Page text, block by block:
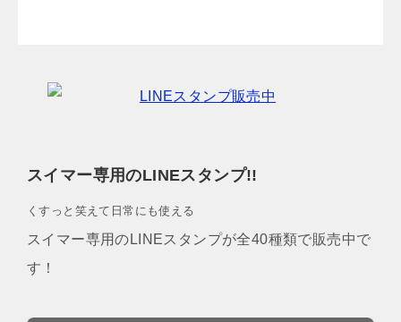
スイマー専用のLINEスタンプ!!
くすっと笑えて日常にも使える
スイマー専用のLINEスタンプが全40種類で販売中で
す！